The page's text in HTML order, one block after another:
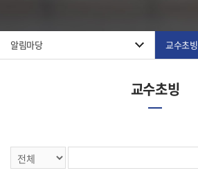
알림마당 교수초빙
교수초빙